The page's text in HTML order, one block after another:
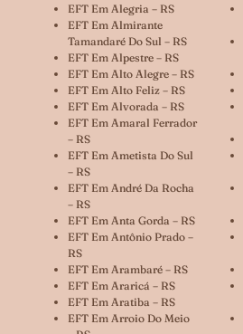
EFT Em Alegria – RS
EFT Em Almirante
Tamandaré Do Sul – RS
EFT Em Alpestre – RS
EFT Em Alto Alegre – RS
EFT Em Alto Feliz – RS
EFT Em Alvorada – RS
EFT Em Amaral Ferrador
– RS
EFT Em Ametista Do Sul
– RS
EFT Em André Da Rocha
– RS
EFT Em Anta Gorda – RS
EFT Em Antônio Prado –
RS
EFT Em Arambaré – RS
EFT Em Araricá – RS
EFT Em Aratiba – RS
EFT Em Arroio Do Meio